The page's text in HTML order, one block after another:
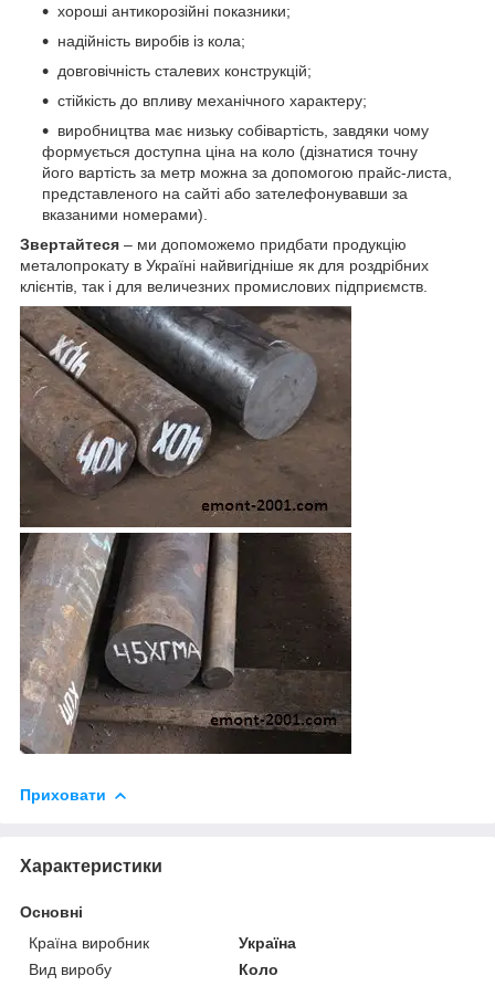
хороші антикорозійні показники;
надійність виробів із кола;
довговічність сталевих конструкцій;
стійкість до впливу механічного характеру;
виробництва має низьку собівартість, завдяки чому
формується доступна ціна на коло (дізнатися точну
його вартість за метр можна за допомогою прайс-листа,
представленого на сайті або зателефонувавши за
вказаними номерами).
Звертайтеся – ми допоможемо придбати продукцію
металопрокату в Україні найвигідніше як для роздрібних
клієнтів, так і для величезних промислових підприємств.
Приховати
Характеристики
Основні
Країна виробник
Україна
Вид виробу
Коло